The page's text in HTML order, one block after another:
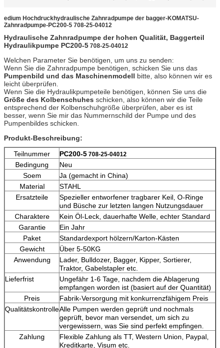
edium Hochdruckhydraulische Zahnradpumpe der bagger-KOMATSU-
Zahnradpumpe-PC200-5 708-25-04012
Hydraulische Zahnradpumpe der hohen Qualität, Baggerteil
Hydraulikpumpe PC200-5 708-25-04012
Welchen Parameter Sie benötigen, um uns zu senden:
Wenn Sie die Zahnradpumpe benötigen, schicken Sie uns das
Pumpenbild und das Maschinenmodell bitte, also können wir es
leicht überprüfen.
Wenn Sie die Hydraulikpumpeteile benötigen, können Sie uns die
Größe des Kolbenschuhes schicken, also können wir die Teile
entsprechend der Kolbenschuhgröße überprüfen, aber es ist
besser, wenn Sie mir das Nummernschild der Pumpe und des
Pumpenbildes schicken.
Produkt-Beschreibung:
Teilnummer
PC200-5 708-25-04012
Bedingung
Neu
Soem
Ja (gemacht in China)
Material
STAHL
Ersatzteile
Spezieller entworfener tragbarer Keil, O-Ringe
und Büsche zur letzten langen Nutzungsdauer
Charaktere
Kein Öl-Leck, dauerhafte Welle, echter Standard
Garantie
Ein Jahr
Paket
Standardexport hölzern/Karton-Kästen
Gewicht
Über 5-50KG
Anwendung
Lader, Bulldozer, Bagger, Kipper, Sortierer,
Traktor, Gabelstapler etc.
Lieferfrist
Ungefähr 1-6 Tage, nachdem die Ablagerung
empfangen worden ist (basiert auf der Quantität)
Preis
Fabrik-Versorgung mit konkurrenzfähigem Preis
QualitätskontrolleAlle Pumpen werden geprüft und nochmals
geprüft, bevor man versendet, um sich zu
vergewissern, was Sie sind perfekt empfingen.
Zahlung
Flexible Zahlung als TT, Western Union, Paypal,
Kreditkarte, Visum etc.